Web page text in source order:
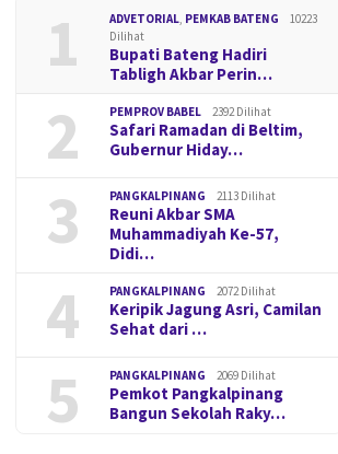
1 ADVETORIAL, PEMKAB BATENG
10223
Dilihat
Bupati Bateng Hadiri
Tabligh Akbar Perin…
2 PEMPROV BABEL 2392 Dilihat
Safari Ramadan di Beltim,
Gubernur Hiday…
3 PANGKALPINANG 2113 Dilihat
Reuni Akbar SMA
Muhammadiyah Ke-57,
Didi…
4 PANGKALPINANG 2072 Dilihat
Keripik Jagung Asri, Camilan
Sehat dari …
5 PANGKALPINANG 2069 Dilihat
Pemkot Pangkalpinang
Bangun Sekolah Raky…